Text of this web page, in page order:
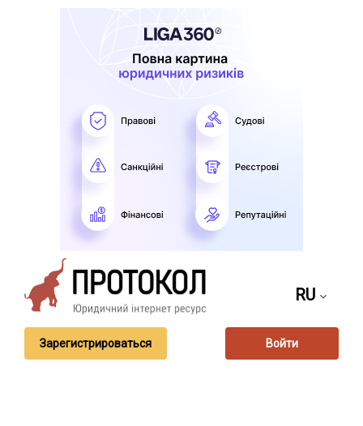
RU
Зарегистрироваться Войти